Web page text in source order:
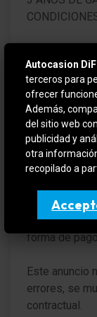
Asistente
señales
Pilotos
Freno de
3. Luces
Luz de día
REVISADO y
desde el día
VEHICULO
Para más
constante
forma de
Este anuncio
errores, se
contractual.
Autocasion
terceros para
ofrecer
Además,
del sitio web
publicidad y
otra
recopilado a